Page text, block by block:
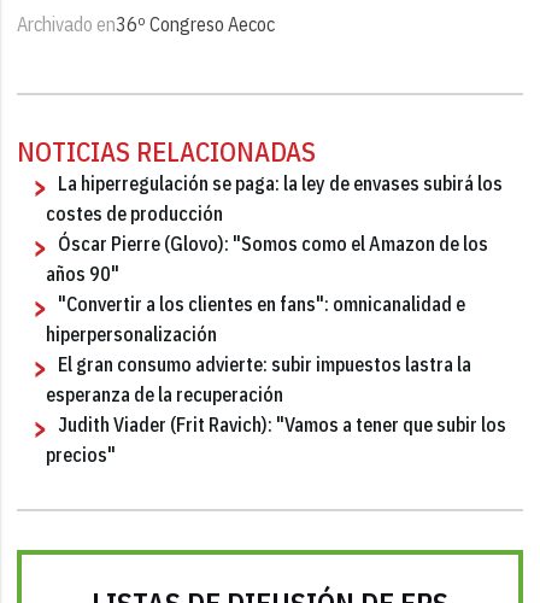
Archivado en36º Congreso Aecoc
NOTICIAS RELACIONADAS
La hiperregulación se paga: la ley de envases subirá los
costes de producción
Óscar Pierre (Glovo): "Somos como el Amazon de los
años 90"
"Convertir a los clientes en fans": omnicanalidad e
hiperpersonalización
El gran consumo advierte: subir impuestos lastra la
esperanza de la recuperación
Judith Viader (Frit Ravich): "Vamos a tener que subir los
precios"